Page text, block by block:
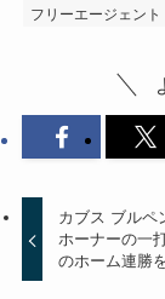
フリーエージェント
カブス ブルペ
ホーナーの一
のホーム連勝